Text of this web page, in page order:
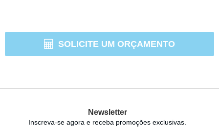
SOLICITE UM ORÇAMENTO
Newsletter
Inscreva-se agora e receba promoções exclusivas.